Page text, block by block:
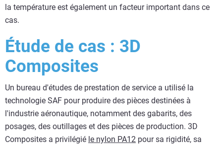
la température est également un facteur important dans ce
cas.
Étude de cas : 3D
Composites
Un bureau d'études de prestation de service a utilisé la
technologie SAF pour produire des pièces destinées à
l'industrie aéronautique, notamment des gabarits, des
posages, des outillages et des pièces de production. 3D
Composites a privilégié le nylon PA12 pour sa rigidité, sa